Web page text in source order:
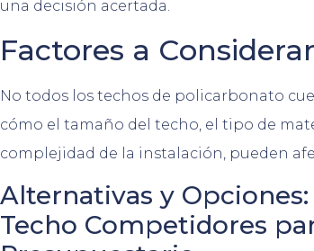
una decisión acertada.
Factores a Considerar
No todos los techos de policarbonato
cómo el tamaño del techo, el tipo de
complejidad de la instalación, pueden
Alternativas y
Techo Competidores